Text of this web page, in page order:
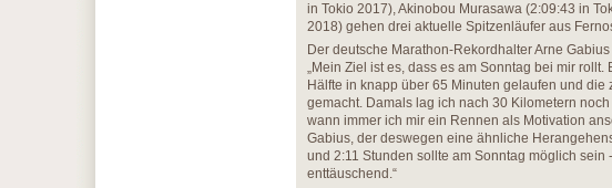
in Tokio 2017), Akinobou Murasawa (2:09:43 in
2018) gehen drei aktuelle Spitzenläufer aus
Der deutsche Marathon-Rekordhalter Arne
„Mein Ziel ist es, dass es am Sonntag bei mir
Hälfte in knapp über 65 Minuten gelaufen und
gemacht. Damals lag ich nach 30 Kilometern
wann immer ich mir ein Rennen als Motivation
Gabius, der deswegen eine ähnliche
und 2:11 Stunden sollte am Sonntag möglich
enttäuschend.“